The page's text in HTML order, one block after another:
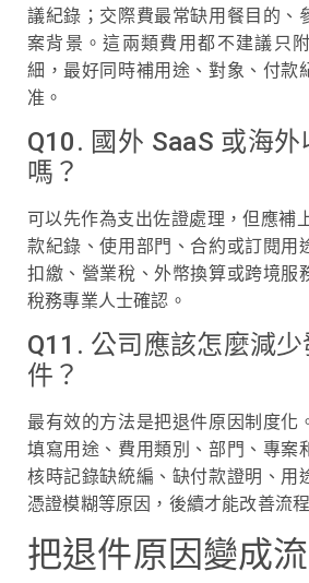
議紀錄；交際費最常缺用餐目的、
案背景。這兩類費用都不建議只
細，最好同時補用途、對象、付款
准。
Q10. 國外 SaaS 或海
嗎？
可以先作為支出佐證處理，但應補
款紀錄、使用部門、合約或訂閱用
扣繳、營業稅、外幣換算或跨境服
稅務專業人士確認。
Q11. 公司應該怎麼減
件？
最有效的方法是把退件原因制度化
填寫用途、費用類別、部門、專案
核時記錄缺統編、缺付款證明、用
憑證模糊等原因，後續才能改善流程
把退件原因變成